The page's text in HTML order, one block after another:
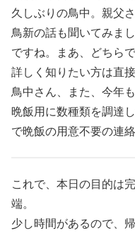
久しぶりの鳥中。親父
鳥新の話も聞いてみま
ですね。まあ、どちら
詳しく知りたい方は直
鳥中さん、また、今年
晩飯用に数種類を調達
で晩飯の用意不要の連
これで、本日の目的は
端。
少し時間があるので、